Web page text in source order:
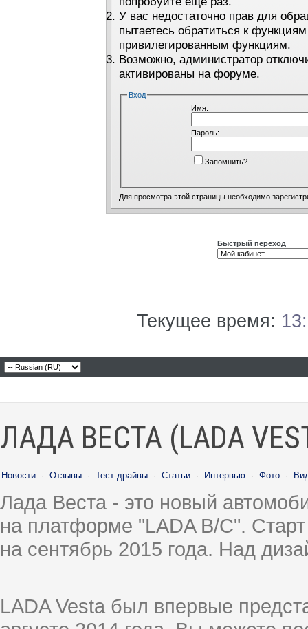
У вас недостаточно прав для
пытаетесь обратиться к
привилегированным функциям.
Возможно, администратор
активированы на форуме.
Вход
Имя:
Пароль:
Запомнить?
Для просмотра этой страницы необходимо
Быстрый переход
Текущее время:
ЛАДА ВЕСТА (LADA
Новости · Отзывы · Тест-драйвы · Статьи · Интервью · Фото ·
Лада Веста - это новый
на платформе "LADA B/C".
на сентябрь 2015 года. Над
LADA Vesta был впервые